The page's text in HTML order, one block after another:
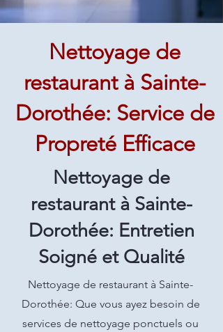
Nettoyage de
restaurant à Sainte-
Dorothée: Service de
Propreté Efficace
Nettoyage de
restaurant à Sainte-
Dorothée: Entretien
Soigné et Qualité
Nettoyage de restaurant à Sainte-
Dorothée: Que vous ayez besoin de
services de nettoyage ponctuels ou